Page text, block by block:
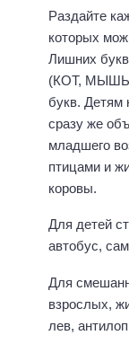
Раздайте
которых
Лишних букв
(КОТ, МЫШЬ,
букв. Детям
сразу же
младшего
птицами и
коровы.
Для детей
автобус,
Для
взрослых,
лев, антилоп